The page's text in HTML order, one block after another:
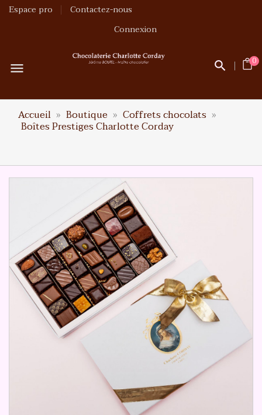
Espace pro
Contactez-nous
Connexion
menu 0
Accueil Boutique Coffrets chocolats
Boîtes Prestiges Charlotte Corday